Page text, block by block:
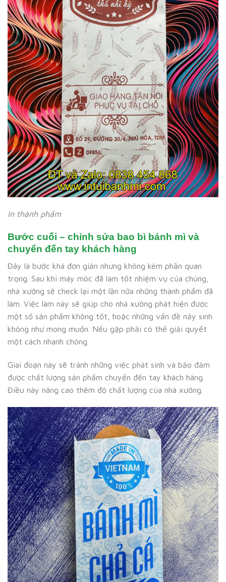
In thành phẩm
Bước cuối – chỉnh sửa bao bì bánh mì và
chuyển đến tay khách hàng
Đây là bước khá đơn giản nhưng không kém phần quan
trọng. Sau khi máy móc đã làm tốt nhiệm vụ của chúng,
nhà xưởng sẽ check lại một lần nữa những thành phẩm đã
làm. Việc làm này sẽ giúp cho nhà xưởng phát hiện được
một số sản phẩm không tốt, hoặc những vấn đề nảy sinh
không như mong muốn. Nếu gặp phải có thể giải quyết
một cách nhanh chóng.
Giai đoạn này sẽ tránh những việc phát sinh và bảo đảm
được chất lượng sản phẩm chuyển đến tay khách hàng.
Điều này nâng cao thêm độ chất lượng của nhà xưởng.